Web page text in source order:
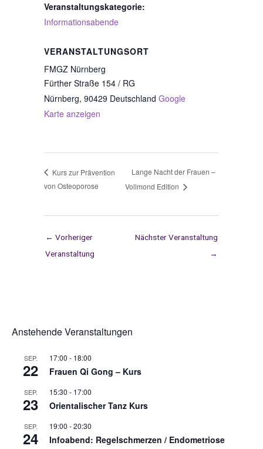
Veranstaltungskategorie:
Informationsabende
VERANSTALTUNGSORT
FMGZ Nürnberg
Fürther Straße 154 / RG
Nürnberg, 90429 Deutschland Google
Karte anzeigen
Kurs zur Prävention
von Osteoporose
Lange Nacht der Frauen –
Vollmond Edition
← Vorheriger
Veranstaltung
Nächster Veranstaltung
→
Anstehende Veranstaltungen
SEP.
22
17:00 - 18:00
Frauen Qi Gong – Kurs
SEP.
23
15:30 - 17:00
Orientalischer Tanz Kurs
SEP.
24
19:00 -20:30
Infoabend: Regelschmerzen / Endometriose